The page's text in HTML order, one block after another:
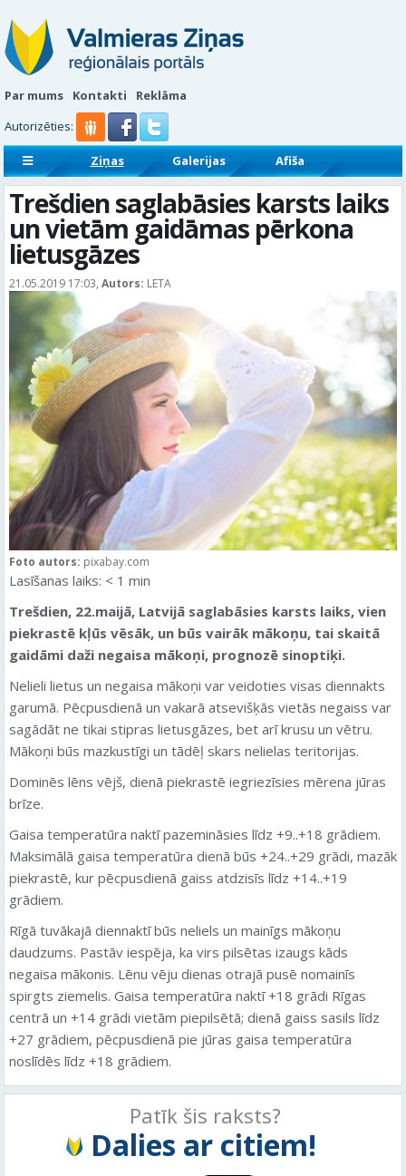
Par mums Kontakti
Reklāma
Autorizēties:
Ziņas Galerijas
Afiša
Sludinājumi
Reklāmraksti
Trešdien saglabāsies karsts laiks
un vietām gaidāmas pērkona
lietusgāzes
21.05.2019 17:03, Autors: LETA
Foto autors: pixabay.com
Lasīšanas laiks: < 1 min
Trešdien, 22.maijā, Latvijā saglabāsies karsts laiks, vien
piekrastē kļūs vēsāk, un būs vairāk mākoņu, tai skaitā
gaidāmi daži negaisa mākoņi, prognozē sinoptiķi.
Nelieli lietus un negaisa mākoņi var veidoties visas diennakts
garumā. Pēcpusdienā un vakarā atsevišķās vietās negaiss var
sagādāt ne tikai stipras lietusgāzes, bet arī krusu un vētru.
Mākoņi būs mazkustīgi un tādēļ skars nelielas teritorijas.
Dominēs lēns vējš, dienā piekrastē iegriezīsies mērena jūras
brīze.
Gaisa temperatūra naktī pazemināsies līdz +9..+18 grādiem.
Maksimālā gaisa temperatūra dienā būs +24..+29 grādi, mazāk
piekrastē, kur pēcpusdienā gaiss atdzisīs līdz +14..+19
grādiem.
Rīgā tuvākajā diennaktī būs neliels un mainīgs mākoņu
daudzums. Pastāv iespēja, ka virs pilsētas izaugs kāds
negaisa mākonis. Lēnu vēju dienas otrajā pusē nomainīs
spirgts ziemelis. Gaisa temperatūra naktī +18 grādi Rīgas
centrā un +14 grādi vietām piepilsētā; dienā gaiss sasils līdz
+27 grādiem, pēcpusdienā pie jūras gaisa temperatūra
noslīdēs līdz +18 grādiem.
Patīk šis raksts?
Dalies ar citiem!